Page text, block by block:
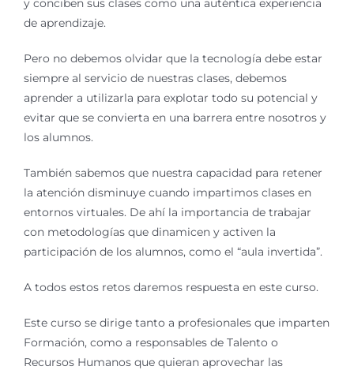
y conciben sus clases como una auténtica experiencia
de aprendizaje.
Pero no debemos olvidar que la tecnología debe estar
siempre al servicio de nuestras clases, debemos
aprender a utilizarla para explotar todo su potencial y
evitar que se convierta en una barrera entre nosotros y
los alumnos.
También sabemos que nuestra capacidad para retener
la atención disminuye cuando impartimos clases en
entornos virtuales. De ahí la importancia de trabajar
con metodologías que dinamicen y activen la
participación de los alumnos, como el “aula invertida”.
A todos estos retos daremos respuesta en este curso.
Este curso se dirige tanto a profesionales que imparten
Formación, como a responsables de Talento o
Recursos Humanos que quieran aprovechar las